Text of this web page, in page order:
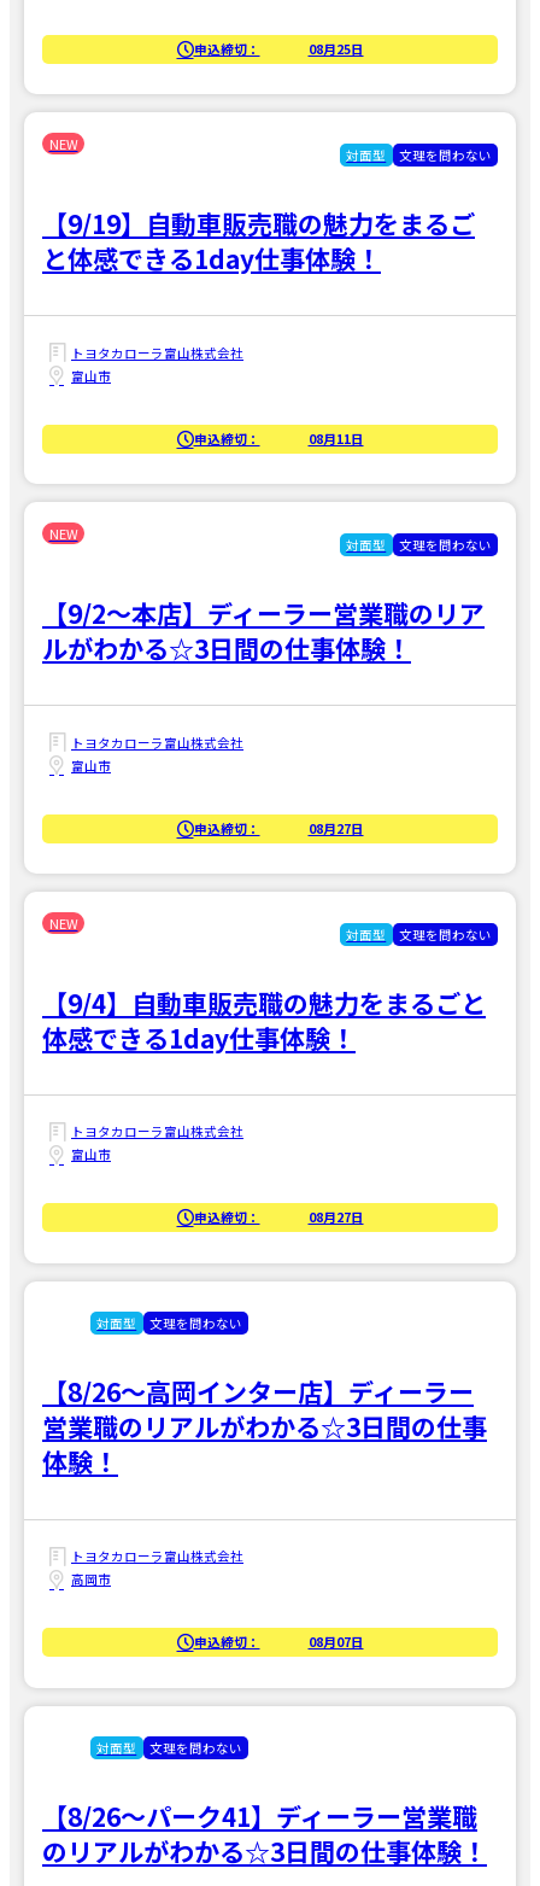
申込締切： 08月25日
対面型 文理を問わない
【9/19】自動車販売職の魅力をまるご
と体感できる1day仕事体験！
トヨタカローラ富山株式会社
富山市
申込締切： 08月11日
対面型 文理を問わない
【9/2～本店】ディーラー営業職のリア
ルがわかる☆3日間の仕事体験！
トヨタカローラ富山株式会社
富山市
申込締切： 08月27日
対面型 文理を問わない
【9/4】自動車販売職の魅力をまるごと
体感できる1day仕事体験！
トヨタカローラ富山株式会社
富山市
申込締切： 08月27日
対面型 文理を問わない
【8/26～高岡インター店】ディーラー
営業職のリアルがわかる☆3日間の仕事
体験！
トヨタカローラ富山株式会社
高岡市
申込締切： 08月07日
対面型 文理を問わない
【8/26～パーク41】ディーラー営業職
のリアルがわかる☆3日間の仕事体験！